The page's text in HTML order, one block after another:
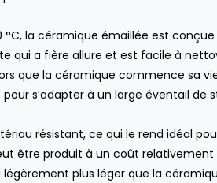
°C, la céramique émaillée est
qui a fière allure et est facile à
que la céramique commence sa
s’adapter à un large éventail de
résistant, ce qui le rend idéal
être produit à un coût relativement
plus léger que la